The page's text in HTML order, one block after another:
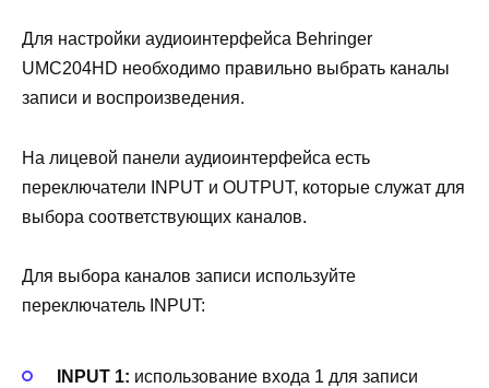
Для настройки аудиоинтерфейса Behringer
UMC204HD необходимо правильно выбрать каналы
записи и воспроизведения.
На лицевой панели аудиоинтерфейса есть
переключатели INPUT и OUTPUT, которые служат для
выбора соответствующих каналов.
Для выбора каналов записи используйте
переключатель INPUT:
INPUT 1: использование входа 1 для записи